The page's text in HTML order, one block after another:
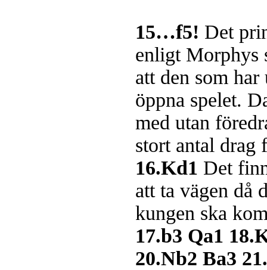
15…f5! Det
enligt Morphys
att den som
öppna spelet.
med utan
stort antal
16.Kd1 Det
att ta vägen då
kungen ska
17.b3 Qa1
20.Nb2 Ba3